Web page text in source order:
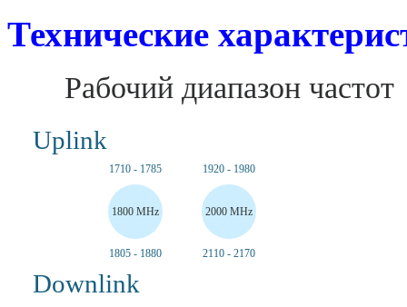
Технические
Рабочий диапазон частот
Uplink
1710 - 1785
1800 MHz
1805 - 1880
1920 - 1980
2000 MHz
2110 - 2170
Downlink